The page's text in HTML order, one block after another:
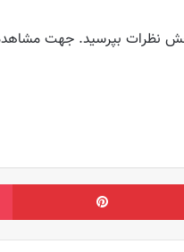
مرور کردیم، اگر سوالی دارید از بخش نظرات